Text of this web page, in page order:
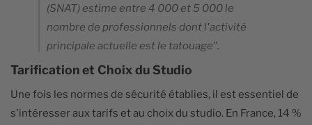
(SNAT) estime entre 4 000 et 5 000 le
nombre de professionnels dont l'activité
principale actuelle est le tatouage".
Tarification et Choix du Studio
Une fois les normes de sécurité établies, il est essentiel de
s'intéresser aux tarifs et au choix du studio. En France, 14 %